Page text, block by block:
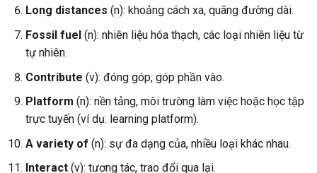
Long distances (n): khoảng cách xa, quãng đường dài.
Fossil fuel(n): nhiên liệu hóa thạch, các loại nhiên liệu từ
tự nhiên.
Contribute (v): đóng góp, góp phần vào.
Platform (n): nền tảng, môi trường làm việc hoặc học tập
trực tuyến (ví dụ: learning platform).
A variety of (n): sự đa dạng của, nhiều loại khác nhau.
Interact(v): tương tác, trao đổi qua lại.